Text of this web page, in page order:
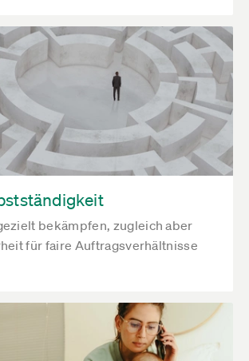
bekämpfen, zugleich aber
für faire Auftragsverhältnisse